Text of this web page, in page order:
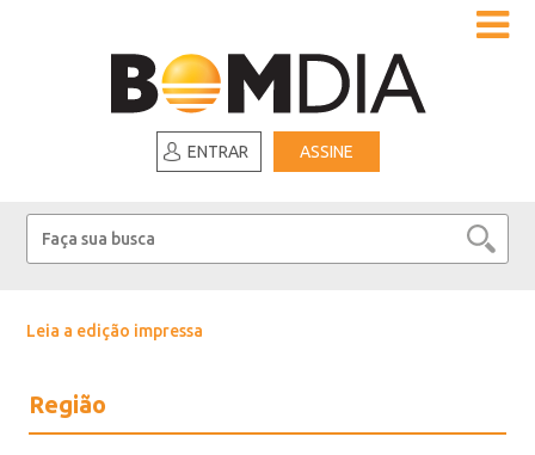
ENTRAR ASSINE
Leia a edição impressa
Região